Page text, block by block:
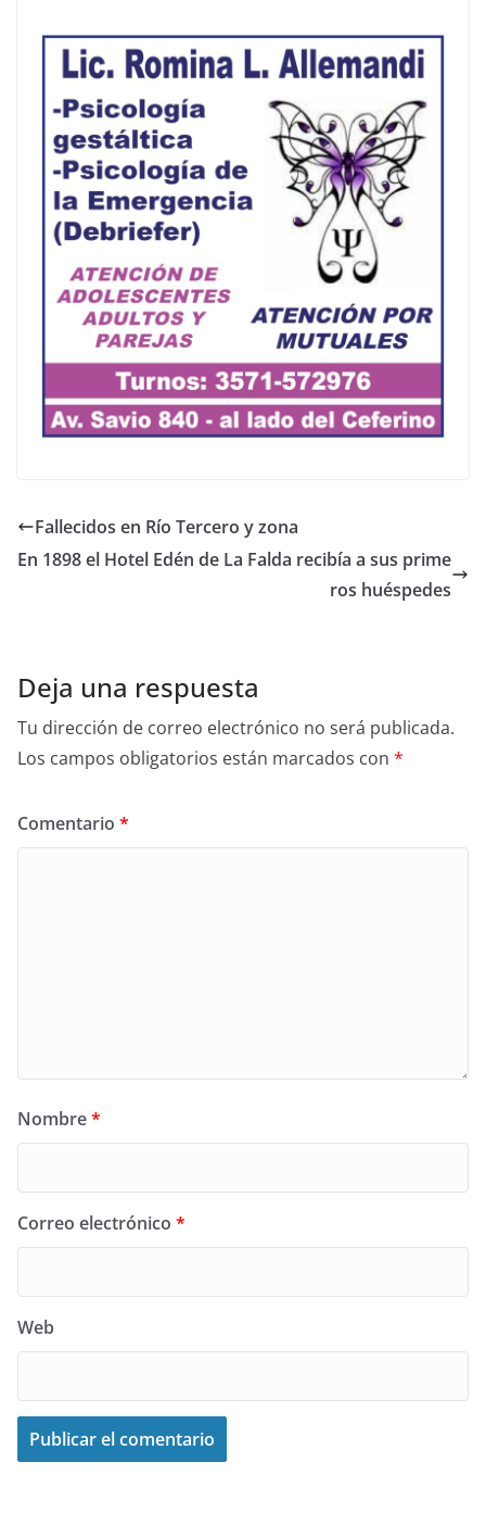
Fallecidos en Río Tercero y zona
En 1898 el Hotel Edén de La Falda recibía a sus prime
ros huéspedes
Deja una respuesta
Tu dirección de correo electrónico no será publicada.
Los campos obligatorios están marcados con *
Comentario *
Nombre*
Correo electrónico *
Web